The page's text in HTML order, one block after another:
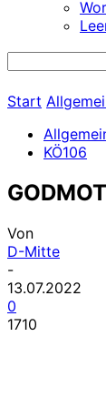
Start
KÖ106
Von
D-Mitte
-
13.07.2022
0
1710